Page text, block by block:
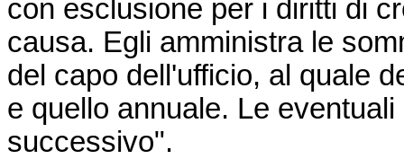
con esclusione per i diritti di
causa. Egli amministra le
del capo dell'ufficio, al quale
e quello annuale. Le
successivo".